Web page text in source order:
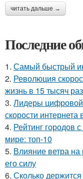
читать дальше →
Последние
1. Самый быстрый
2. Революция
жизнь в 15 тысяч раз
3. Лидеры цифровой
скорости интернета
4. Рейтинг городов
мире: топ-10
5. Влияние ветра на
его силу
6. Сколько держится